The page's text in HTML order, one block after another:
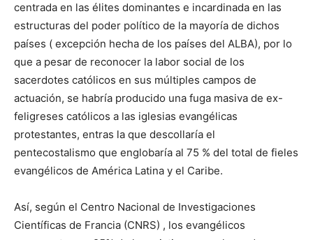
centrada en las élites dominantes e incardinada en las
estructuras del poder político de la mayoría de dichos
países ( excepción hecha de los países del ALBA), por lo
que a pesar de reconocer la labor social de los
sacerdotes católicos en sus múltiples campos de
actuación, se habría producido una fuga masiva de ex-
feligreses católicos a las iglesias evangélicas
protestantes, entras la que descollaría el
pentecostalismo que englobaría al 75 % del total de fieles
evangélicos de América Latina y el Caribe.
Así, según el Centro Nacional de Investigaciones
Científicas de Francia (CNRS) , los evangélicos